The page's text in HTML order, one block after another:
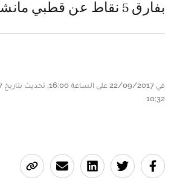
بفارق 5 نقاط عن قطبي مانشستر.
10:32